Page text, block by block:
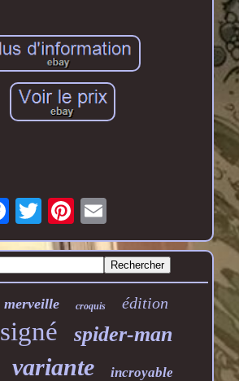
merveille croquis édition
signé spider-man
variante incroyable